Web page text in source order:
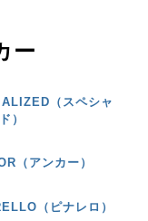
ー
（スペシャ
）
（アンカー）
（ピナレロ）